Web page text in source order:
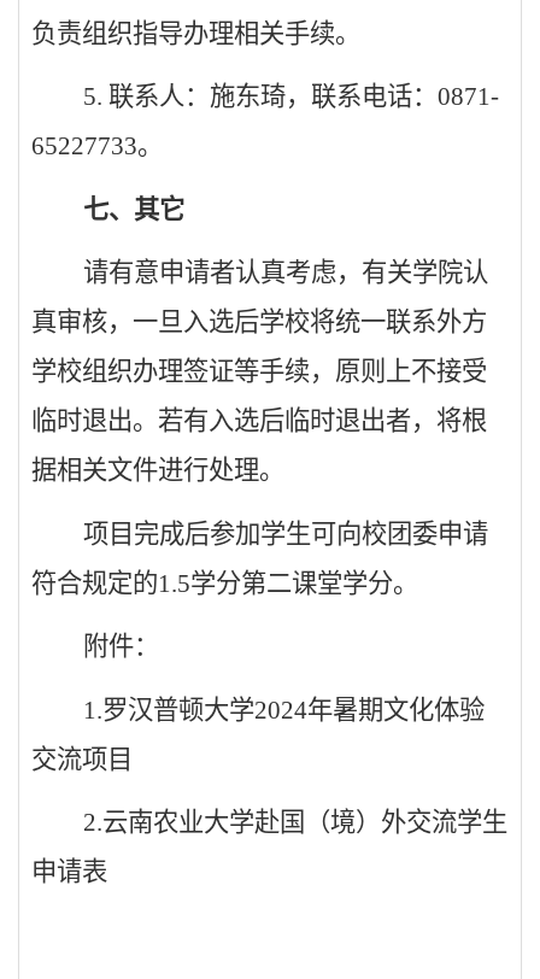
负责组织指导办理相关手续。
5. 联系人：施东琦，联系电话： 0871-
65227733。
七、其它
请有意申请者认真考虑，有关学院认
真审核，一旦入选后学校将统一联系外方
学校组织办理签证等手续，原则上不接受
临时退出。若有入选后临时退出者，将根
据相关文件进行处理。
项目完成后参加学生可向校团委申请
符合规定的1.5学分第二课堂学分。
附件：
1.罗汉普顿大学2024年暑期文化体验
交流项目
2.云南农业大学赴国（境）外交流学生
申请表